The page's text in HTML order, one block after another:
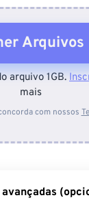
Arquivos
Drive
arquivo 1GB.
mais
com nossos